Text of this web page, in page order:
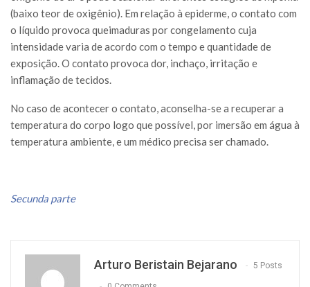
(baixo teor de oxigênio). Em relação à epiderme, o contato com
o líquido provoca queimaduras por congelamento cuja
intensidade varia de acordo com o tempo e quantidade de
exposição. O contato provoca dor, inchaço, irritação e
inflamação de tecidos.
No caso de acontecer o contato, aconselha-se a recuperar a
temperatura do corpo logo que possível, por imersão em água à
temperatura ambiente, e um médico precisa ser chamado.
Secunda parte
Arturo Beristain Bejarano 5 Posts